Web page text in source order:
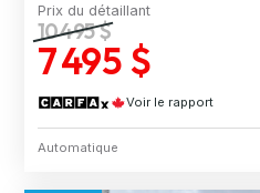
Prix du détaillant
10 495 $
7 495 $
Voir le rapport
Automatique